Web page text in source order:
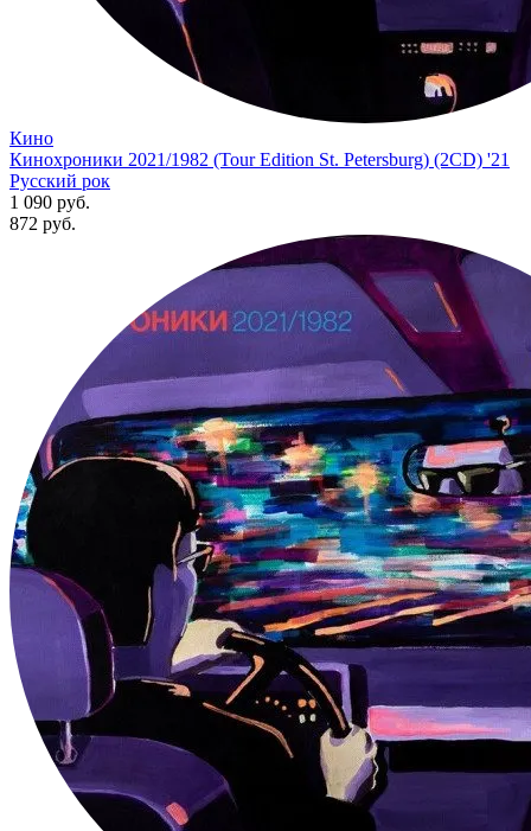
Кино
Кинохроники 2021/1982 (Tour Edition St. Petersburg) (2CD) '21
Русский рок
1 090 руб.
872 руб.